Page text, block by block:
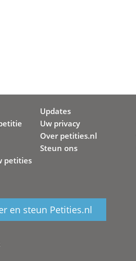
petities
Updates
Uw privacy
Over petities.nl
Steun ons
en steun Petities.nl